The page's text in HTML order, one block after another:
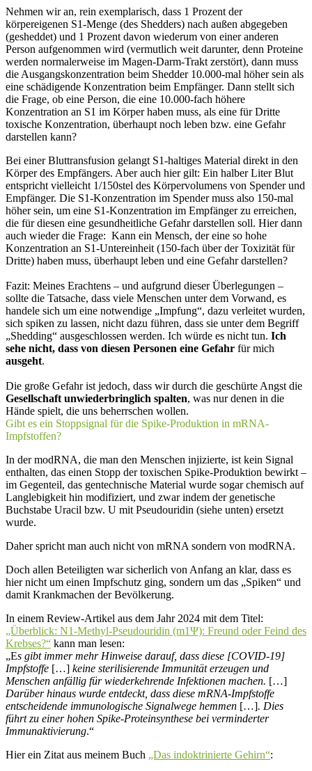
Nehmen wir an, rein exemplarisch, dass 1 Prozent der
körpereigenen S1-Menge (des Shedders) nach außen abgegeben
(gesheddet) und 1 Prozent davon wiederum von einer anderen
Person aufgenommen wird (vermutlich weit darunter, denn Proteine
werden normalerweise im Magen-Darm-Trakt zerstört), dann muss
die Ausgangskonzentration beim Shedder 10.000-mal höher sein als
eine schädigende Konzentration beim Empfänger. Dann stellt sich
die Frage, ob eine Person, die eine 10.000-fach höhere
Konzentration an S1 im Körper haben muss, als eine für Dritte
toxische Konzentration, überhaupt noch leben bzw. eine Gefahr
darstellen kann?
Bei einer Bluttransfusion gelangt S1-haltiges Material direkt in den
Körper des Empfängers. Aber auch hier gilt: Ein halber Liter Blut
entspricht vielleicht 1/150stel des Körpervolumens von Spender und
Empfänger. Die S1-Konzentration im Spender muss also 150-mal
höher sein, um eine S1-Konzentration im Empfänger zu erreichen,
die für diesen eine gesundheitliche Gefahr darstellen soll. Hier dann
auch wieder die Frage: Kann ein Mensch, der eine so hohe
Konzentration an S1-Untereinheit (150-fach über der Toxizität für
Dritte) haben muss, überhaupt leben und eine Gefahr darstellen?
Fazit: Meines Erachtens – und aufgrund dieser Überlegungen –
sollte die Tatsache, dass viele Menschen unter dem Vorwand, es
handele sich um eine notwendige „Impfung“, dazu verleitet wurden,
sich spiken zu lassen, nicht dazu führen, dass sie unter dem Begriff
„Shedding“ ausgeschlossen werden. Ich würde es nicht tun. Ich
sehe nicht, dass von diesen Personen eine Gefahr für mich
ausgeht.
Die große Gefahr ist jedoch, dass wir durch die geschürte Angst die
Gesellschaft unwiederbringlich spalten, was nur denen in die
Hände spielt, die uns beherrschen wollen.
Gibt es ein Stoppsignal für die Spike-Produktion in mRNA-
Impfstoffen?
In der modRNA, die man den Menschen injizierte, ist kein Signal
enthalten, das einen Stopp der toxischen Spike-Produktion bewirkt –
im Gegenteil, das gentechnische Material wurde sogar chemisch auf
Langlebigkeit hin modifiziert, und zwar indem der genetische
Buchstabe Uracil bzw. U mit Pseudouridin (siehe unten) ersetzt
wurde.
Daher spricht man auch nicht von mRNA sondern von modRNA.
Doch allen Beteiligten war sicherlich von Anfang an klar, dass es
hier nicht um einen Impfschutz ging, sondern um das „Spiken“ und
damit Krankmachen der Bevölkerung.
In einem Review-Artikel aus dem Jahr 2024 mit dem Titel:
„Überblick: N1-Methyl-Pseudouridin (m1Ψ): Freund oder Feind des
Krebses?“ kann man lesen:
„Es gibt immer mehr Hinweise darauf, dass diese [COVID-19]
Impfstoffe […] keine sterilisierende Immunität erzeugen und
Menschen anfällig für wiederkehrende Infektionen machen. […]
Darüber hinaus wurde entdeckt, dass diese mRNA-Impfstoffe
entscheidende immunologische Signalwege hemmen […]. Dies
führt zu einer hohen Spike-Proteinsynthese bei verminderter
Immunaktivierung.“
Hier ein Zitat aus meinem Buch „Das indoktrinierte Gehirn“: